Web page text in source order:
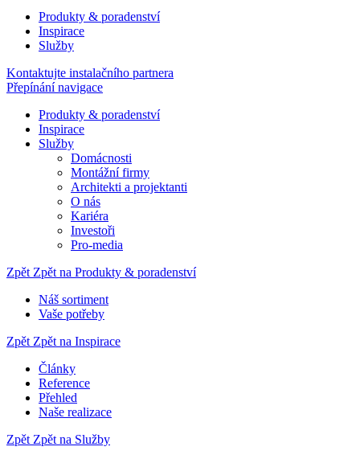
Produkty & poradenství
Inspirace
Služby
Kontaktujte instalačního partnera
Přepínání navigace
Produkty & poradenství
Inspirace
Služby
Domácnosti
Montážní firmy
Architekti a projektanti
O nás
Kariéra
Investoři
Pro-media
Zpět Zpět na Produkty & poradenství
Náš sortiment
Vaše potřeby
Zpět Zpět na Inspirace
Články
Reference
Přehled
Naše realizace
Zpět Zpět na Služby